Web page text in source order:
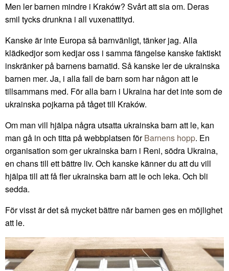
Men ler barnen mindre i Kraków? Svårt att sia om. Deras
smil tycks drunkna i all vuxenattityd.
Kanske är inte Europa så barnvänligt, tänker jag. Alla
klädkedjor som kedjar oss i samma fängelse kanske faktiskt
inskränker på barnens barnatid. Så kanske ler de ukrainska
barnen mer. Ja, i alla fall de barn som har någon att le
tillsammans med. För alla barn i Ukraina har det inte som de
ukrainska pojkarna på tåget till Kraków.
Om man vill hjälpa några utsatta ukrainska barn att le, kan
man gå in och titta på webbplatsen förBarnens hopp. En
organisation som ger ukrainska barn i Reni, södra Ukraina,
en chans till ett bättre liv. Och kanske känner du att du vill
hjälpa till att få fler ukrainska barn att le och leka. Och bli
sedda.
För visst är det så mycket bättre när barnen ges en möjlighet
att le.